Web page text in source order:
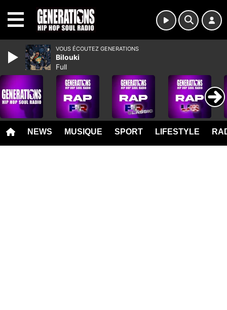
NEWS MUSIQUE SPORT LIFESTYLE
VOUS ÉCOUTEZ GENERATIONS
Bilouki
Full